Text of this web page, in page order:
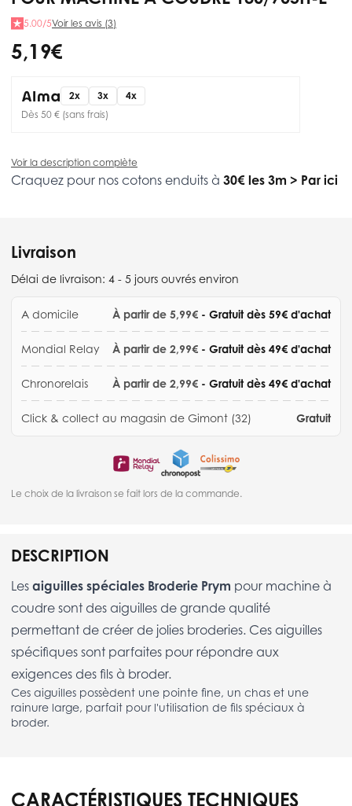
5.00/5Voir les avis (3)
5,19 €
2x 3x
4x
Dès 50 € (sans frais)
Voir la description complète
Craquez pour nos cotons enduits à 30€ les 3m > Par ici
Livraison
Délai de livraison: 4 - 5 jours ouvrés environ
A domicile À partir de 5,99€ - Gratuit dès 59€ d'achat
Mondial Relay À partir de 2,99€ - Gratuit dès 49€ d'achat
Chronorelais À partir de 2,99€ - Gratuit dès 49€ d'achat
Click & collect au magasin de Gimont (32) Gratuit
Le choix de la livraison se fait lors de la commande.
DESCRIPTION
Les aiguilles spéciales Broderie Prym pour machine à
coudre sont des aiguilles de grande qualité
permettant de créer de jolies broderies. Ces aiguilles
spécifiques sont parfaites pour répondre aux
exigences des fils à broder.
Ces aiguilles possèdent une pointe fine, un chas et une
rainure large, parfait pour l'utilisation de fils spéciaux à
broder.
CARACTÉRISTIQUES TECHNIQUES